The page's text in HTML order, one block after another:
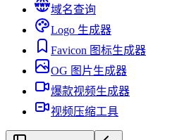
域名查询
Logo 生成器
Favicon 图标生成器
OG 图片生成器
爆款视频生成器
视频压缩工具